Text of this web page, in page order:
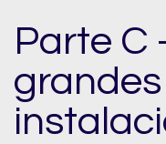
Parte C
grandes